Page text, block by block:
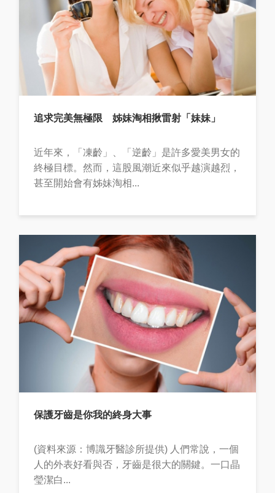
追求完美無極限 姊妹淘相揪雷射「妹妹」
近年來，「凍齡」、「逆齡」是許多愛美男女的
終極目標。然而，這股風潮近來似乎越演越烈，
甚至開始會有姊妹淘相...
保護牙齒是你我的終身大事
(資料來源：博識牙醫診所提供) 人們常說，一個
人的外表好看與否，牙齒是很大的關鍵。一口晶
瑩潔白...